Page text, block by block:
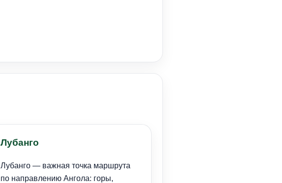
Лубанго
Лубанго — важная точка маршрута
по направлению Ангола: горы,